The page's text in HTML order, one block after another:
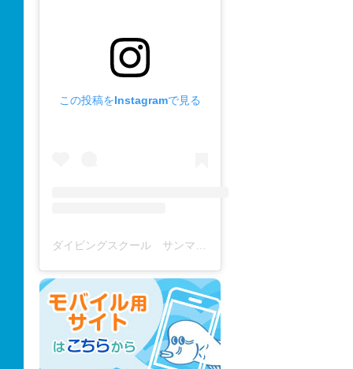
この投稿をInstagramで見る
ダイビングスクール サンマーレ / diving school(@diving_school_sanmare)がシェアした投稿